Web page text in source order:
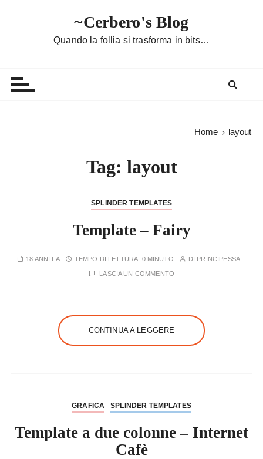
~Cerbero's Blog
Quando la follia si trasforma in bits…
Home layout
Tag: layout
SPLINDER TEMPLATES
Template – Fairy
18 ANNI FA TEMPO DI LETTURA: 0 MINUTO DI PRINCIPESSA
LASCIA UN COMMENTO
CONTINUA A LEGGERE
GRAFICA SPLINDER TEMPLATES
Template a due colonne – Internet
Cafè